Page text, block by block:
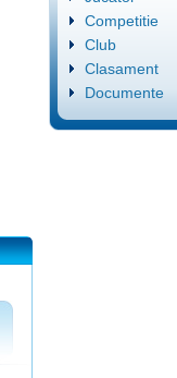
Competitie
Club
Clasament
Documente